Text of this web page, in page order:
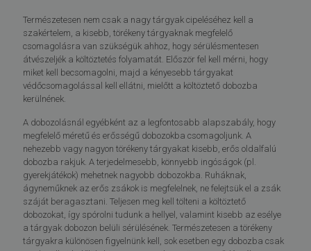
Természetesen nem csak a nagy tárgyak cipeléséhez kell a
szakértelem, a kisebb, törékeny tárgyaknak megfelelő
csomagolásra van szükségük ahhoz, hogy sérülésmentesen
átvészeljék a költöztetés folyamatát. Először fel kell mérni, hogy
miket kell becsomagolni, majd a kényesebb tárgyakat
védőcsomagolással kell ellátni, mielőtt a költöztető dobozba
kerülnének.
A dobozolásnál egyébként az a legfontosabb alapszabály, hogy
megfelelő méretű és erősségű dobozokba csomagoljunk. A
nehezebb vagy nagyon törékeny tárgyakat kisebb, erős oldalfalú
dobozba rakjuk. A terjedelmesebb, könnyebb ingóságok (pl.
gyerekjátékok) mehetnek nagyobb dobozokba. Ruháknak,
ágyneműknek az erős zsákok is megfelelnek, ne felejtsük el a zsák
száját beragasztani. Teljesen meg kell tölteni a költöztető
dobozokat, így spórolni tudunk a hellyel, valamint kisebb az esélye
a tárgyak dobozon belüli sérülésének. Természetesen a törékeny
tárgyakra különösen figyelnünk kell, sok esetben egy dobozba csak